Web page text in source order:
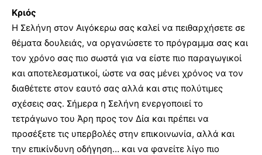
Κριός
Η Σελήνη στον Αιγόκερω σας καλεί να πειθαρχήσετε σε
θέματα δουλειάς, να οργανώσετε το πρόγραμμα σας και
τον χρόνο σας πιο σωστά για να είστε πιο παραγωγικοί
και αποτελεσματικοί, ώστε να σας μένει χρόνος να τον
διαθέτετε στον εαυτό σας αλλά και στις πολύτιμες
σχέσεις σας. Σήμερα η Σελήνη ενεργοποιεί το
τετράγωνο του Άρη προς τον Δία και πρέπει να
προσέξετε τις υπερβολές στην επικοινωνία, αλλά και
την επικίνδυνη οδήγηση… και να φανείτε λίγο πιο